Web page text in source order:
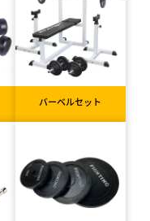
バーベルセット